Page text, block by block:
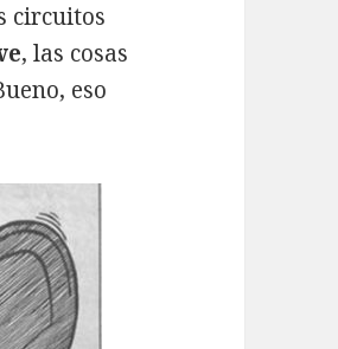
circuitos
, las cosas
eso